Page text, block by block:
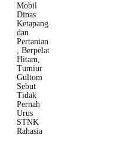
Mobil
Dinas
Ketapang
dan
Pertanian
, Berpelat
Hitam,
Tumiur
Gultom
Sebut
Tidak
Pernah
Urus
STNK
Rahasia